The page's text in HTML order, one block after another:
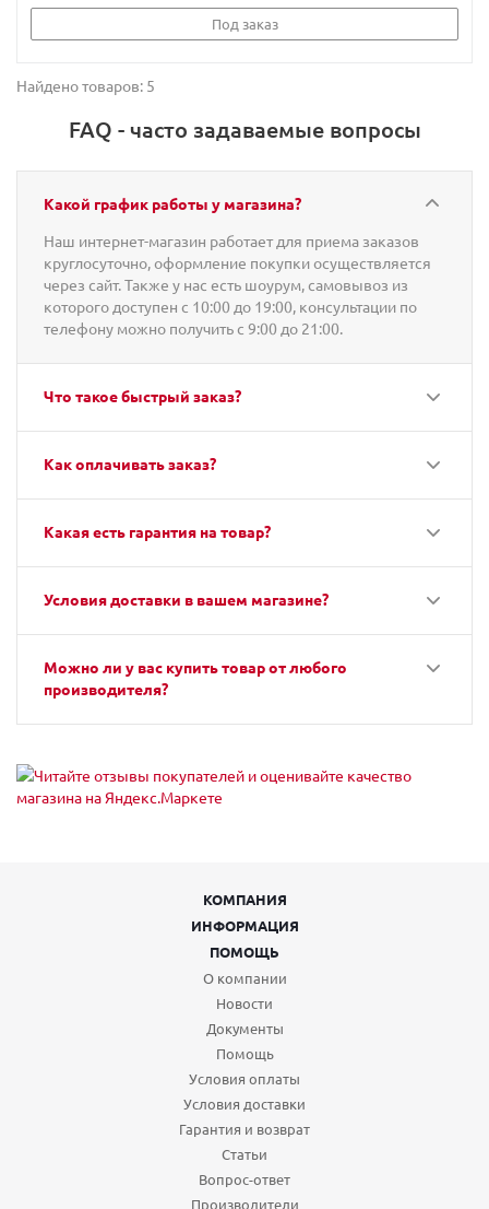
Под заказ
Найдено товаров: 5
FAQ - часто задаваемые вопросы
Какой график работы у магазина?
Наш интернет-магазин работает для приема заказов
круглосуточно, оформление покупки осуществляется
через сайт. Также у нас есть шоурум, самовывоз из
которого доступен с 10:00 до 19:00, консультации по
телефону можно получить с 9:00 до 21:00.
Что такое быстрый заказ?
Как оплачивать заказ?
Какая есть гарантия на товар?
Условия доставки в вашем магазине?
Можно ли у вас купить товар от любого
производителя?
КОМПАНИЯ
ИНФОРМАЦИЯ
ПОМОЩЬ
О компании
Новости
Документы
Помощь
Условия оплаты
Условия доставки
Гарантия и возврат
Статьи
Вопрос-ответ
Производители